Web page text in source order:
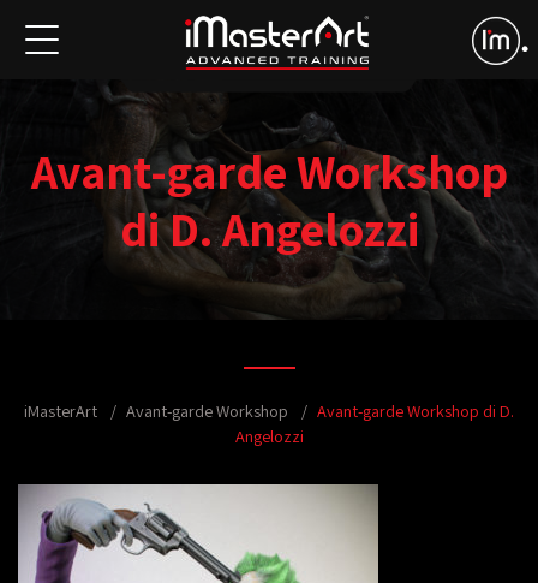
Avant-garde Workshop
di D. Angelozzi
iMasterArt Avant-garde Workshop
Avant-garde Workshop di D.
Angelozzi